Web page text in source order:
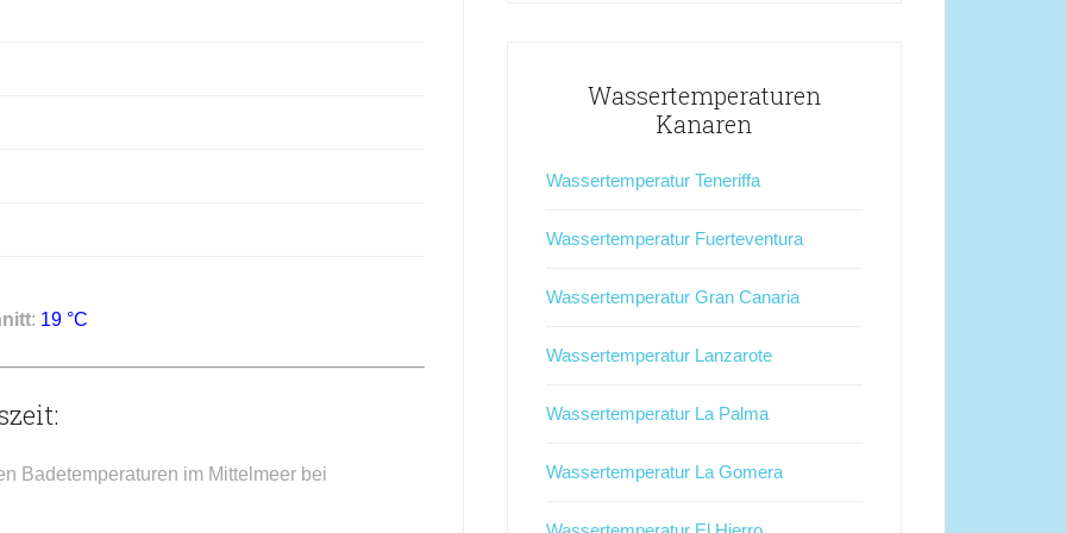
: 19 °C
Badetemperaturen im Mittelmeer bei
Wassertemperaturen
Kanaren
Wassertemperatur Teneriffa
Wassertemperatur Fuerteventura
Wassertemperatur Gran Canaria
Wassertemperatur Lanzarote
Wassertemperatur La Palma
Wassertemperatur La Gomera